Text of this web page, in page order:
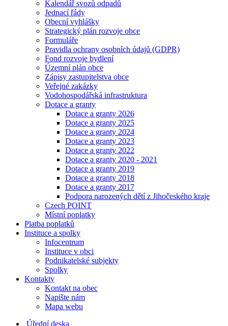
Kalendář svozů odpadů
Jednací řády
Obecní vyhlášky
Strategický plán rozvoje obce
Formuláře
Pravidla ochrany osobních údajů (GDPR)
Fond rozvoje bydlení
Územní plán obce
Zápisy zastupitelstva obce
Veřejné zakázky
Vodohospodářská infrastruktura
Dotace a granty
Dotace a granty 2026
Dotace a granty 2025
Dotace a granty 2024
Dotace a granty 2023
Dotace a granty 2022
Dotace a granty 2020 - 2021
Dotace a granty 2019
Dotace a granty 2018
Dotace a granty 2017
Podpora narozených dětí z Jihočeského kraje
Czech POINT
Místní poplatky
Platba poplatků
Instituce a spolky
Infocentrum
Instituce v obci
Podnikatelské subjekty
Spolky
Kontakty
Kontakt na obec
Napište nám
Mapa webu
Úřední deska